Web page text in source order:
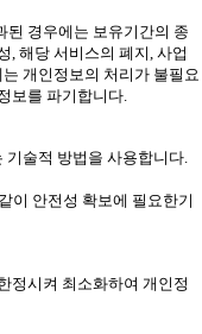
된 경우에는 보유기간의 종
, 해당 서비스의 폐지, 사업
개인정보의 처리가 불필요
보를 파기합니다.
기술적 방법을 사용합니다.
이 안전성 확보에 필요한기
정시켜 최소화하여 개인정